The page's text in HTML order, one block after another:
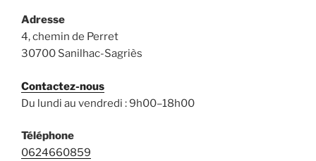
Adresse
4, chemin de Perret
30700 Sanilhac-Sagriès
Contactez-nous
Du lundi au vendredi : 9h00–18h00
Téléphone
0624660859